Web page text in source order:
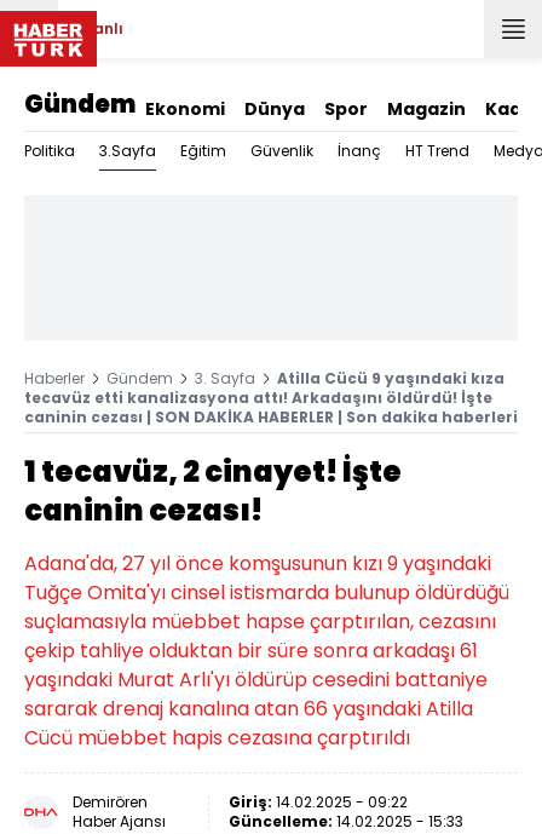
Canlı
Gündem Ekonomi Dünya Spor Magazin Kadın
Politika 3.Sayfa Eğitim Güvenlik İnanç HT Trend
Haberler Gündem 3. Sayfa
Atilla Cücü 9 yaşındaki kıza
tecavüz etti kanalizasyona attı! Arkadaşını öldürdü! İşte
caninin cezası | SON DAKİKA HABERLER | Son dakika haberleri
1 tecavüz, 2 cinayet! İşte
caninin cezası!
Adana'da, 27 yıl önce komşusunun kızı 9 yaşındaki
Tuğçe Omita'yı cinsel istismarda bulunup öldürdüğü
suçlamasıyla müebbet hapse çarptırılan, cezasını
çekip tahliye olduktan bir süre sonra arkadaşı 61
yaşındaki Murat Arlı'yı öldürüp cesedini battaniye
sararak drenaj kanalına atan 66 yaşındaki Atilla
Cücü müebbet hapis cezasına çarptırıldı
Demirören
Haber Ajansı
Giriş: 14.02.2025 - 09:22
Güncelleme: 14.02.2025 - 15:33